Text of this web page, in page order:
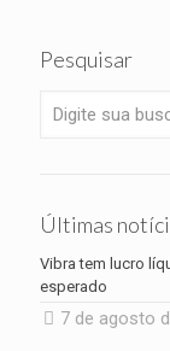
Pesquisar
Últimas
Vibra tem lucro
esperado
7 de agosto